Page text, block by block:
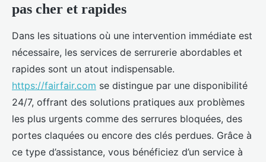
pas cher et rapides
Dans les situations où une intervention immédiate est
nécessaire, les services de serrurerie abordables et
rapides sont un atout indispensable.
https://fairfair.com se distingue par une disponibilité
24/7, offrant des solutions pratiques aux problèmes
les plus urgents comme des serrures bloquées, des
portes claquées ou encore des clés perdues. Grâce à
ce type d’assistance, vous bénéficiez d’un service à